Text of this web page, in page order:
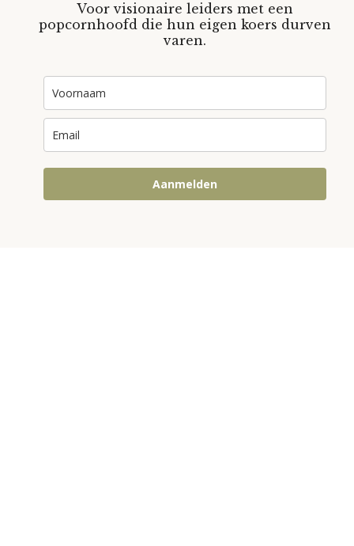
Voor visionaire leiders met een
popcornhoofd die hun eigen koers durven
varen.
Aanmelden